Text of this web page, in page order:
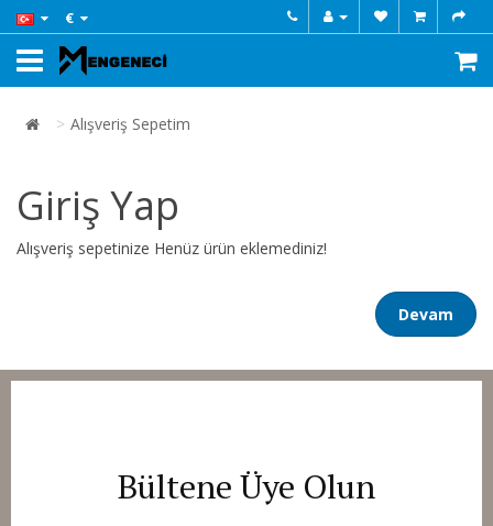
€
Alışveriş Sepetim
Giriş Yap
Alışveriş sepetinize Henüz ürün eklemediniz!
Devam
Bültene Üye Olun